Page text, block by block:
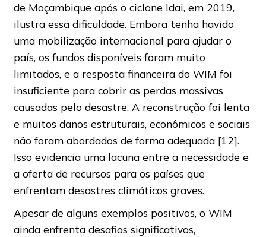
de Moçambique após o ciclone Idai, em 2019,
ilustra essa dificuldade. Embora tenha havido
uma mobilização internacional para ajudar o
país, os fundos disponíveis foram muito
limitados, e a resposta financeira do WIM foi
insuficiente para cobrir as perdas massivas
causadas pelo desastre. A reconstrução foi lenta
e muitos danos estruturais, econômicos e sociais
não foram abordados de forma adequada [12].
Isso evidencia uma lacuna entre a necessidade e
a oferta de recursos para os países que
enfrentam desastres climáticos graves.
Apesar de alguns exemplos positivos, o WIM
ainda enfrenta desafios significativos,